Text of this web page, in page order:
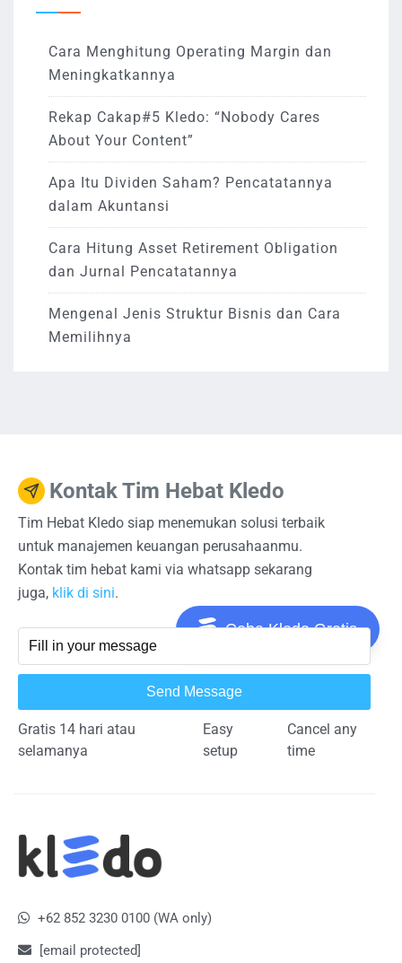
Coba Kledo Gratis
Cara Menghitung Operating Margin dan
Meningkatkannya
Rekap Cakap#5 Kledo: “Nobody Cares
About Your Content”
Apa Itu Dividen Saham? Pencatatannya
dalam Akuntansi
Cara Hitung Asset Retirement Obligation
dan Jurnal Pencatatannya
Mengenal Jenis Struktur Bisnis dan Cara
Memilihnya
Kontak Tim Hebat Kledo
Tim Hebat Kledo siap menemukan solusi terbaik
untuk manajemen keuangan perusahaanmu.
Kontak tim hebat kami via whatsapp sekarang
juga, klik di sini.
Send Message
Gratis 14 hari atau
selamanya
Easy
setup
Cancel any
time
+62 852 3230 0100 (WA only)
[email protected]